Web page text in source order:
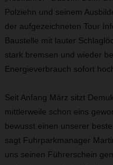
Polziehn und seinem
der aufgezeichneten Tour
Baustelle mit lauter
stark bremsen und wieder
Energieverbrauch sofort
Seit Anfang März sitzt
mittlerweile schon eins
bewusst einen unserer
sagt Fuhrparkmanager
uns seinen Führerschein